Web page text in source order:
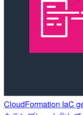
CloudFormation IaC